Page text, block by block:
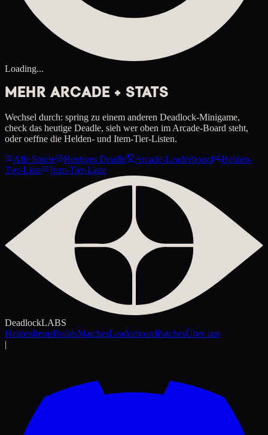
Loading...
MEHR ARCADE + STATS
Wechsel durch: spring zu einem anderen Deadlock-Minigame,
check das heutige Deadle, sieh wer oben im Arcade-Board steht,
oder oeffne die Helden- und Item-Tier-Listen.
Alle Spiele
Heutiges Deadle Arcade-Leaderboard
Helden-
Tier-Liste
Item-Tier-Liste
DeadlockLABS
HeldenItemsBuildsMatchesLeaderboardPatchesÜber uns
|